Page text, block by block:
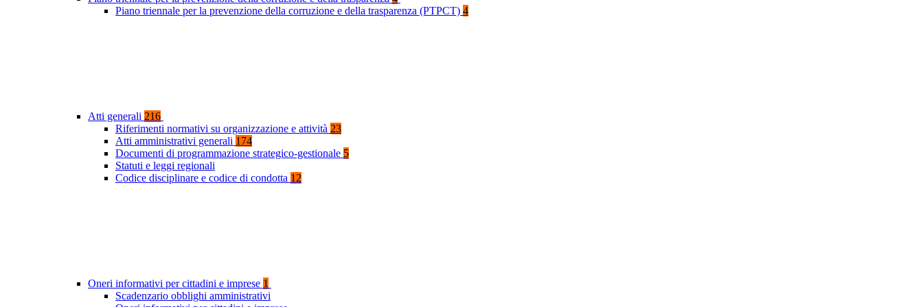
Piano triennale per la prevenzione della corruzione e della trasparenza (PTPCT) 4
Atti generali 216
Riferimenti normativi su organizzazione e attività 23
Atti amministrativi generali 174
Documenti di programmazione strategico-gestionale 5
Statuti e leggi regionali
Codice disciplinare e codice di condotta 12
Oneri informativi per cittadini e imprese 1
Scadenzario obblighi amministrativi